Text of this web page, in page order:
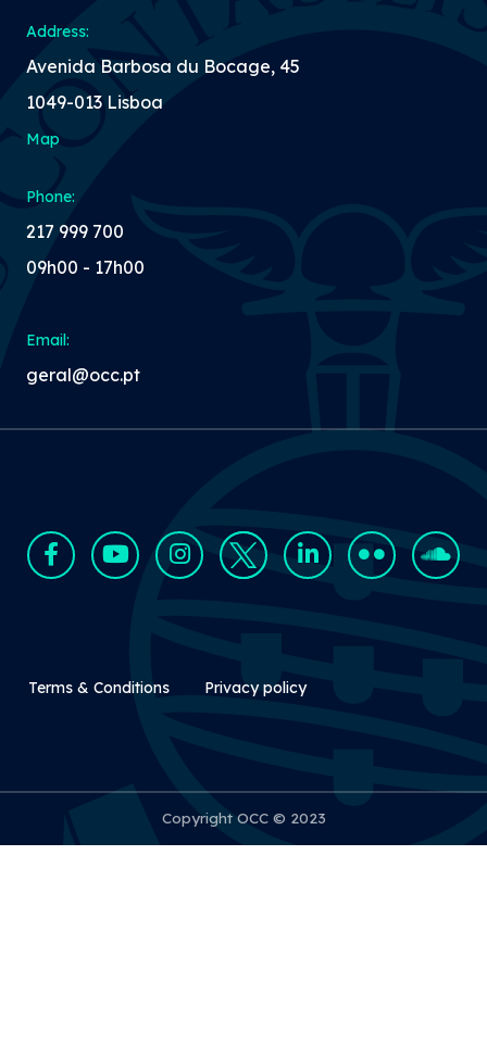
Address:
Avenida Barbosa du Bocage, 45
1049-013 Lisboa
Map
Phone:
217 999 700
09h00 - 17h00
Email:
geral@occ.pt
Rodapé Secundário
Terms & Conditions Privacy policy
Copyright OCC © 2023